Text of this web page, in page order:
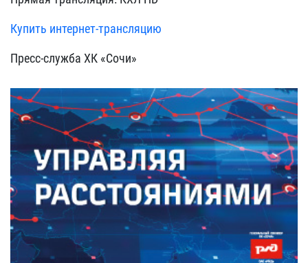
Купить интернет-трансляцию
Пресс-служба ХК «Сочи»